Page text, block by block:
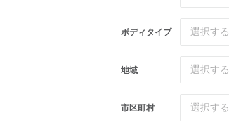
ボディタイプ 選択する
地域 選択する
市区町村 選択する